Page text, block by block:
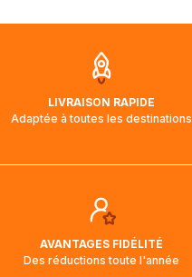
aura touché terre.
LIVRAISON RAPIDE
Adaptée à toutes les destinations
AVANTAGES FIDÉLITÉ
Des réductions toute l'année